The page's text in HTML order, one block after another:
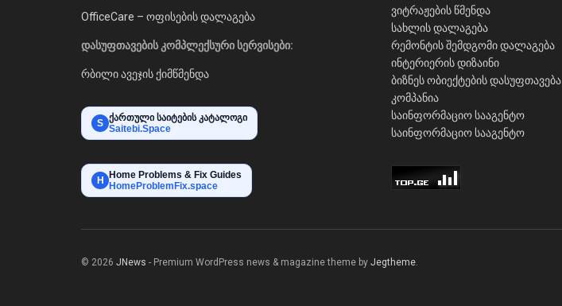
OfficeCare – ოფისების დალაგება
დასუფთავების კომპლექსური სერვისები:
რბილი ავეჯის ქიმწმენდა
S ქართული საიტების კატალოგი
Saitebi.Space
H Home Problems & Fix Guides
HomeProblemFix.space
ვიტრაჟების წმენდა
სახლის დალაგება
რემონტის შემდგომი დალაგება
ინტერიერის დიზაინი
ბიზნეს ობიექტების დასუფთავება
კომპანია
საინფორმაციო სააგენტო
საინფორმაციო სააგენტო
© 2026 JNews - Premium WordPress news & magazine theme by Jegtheme